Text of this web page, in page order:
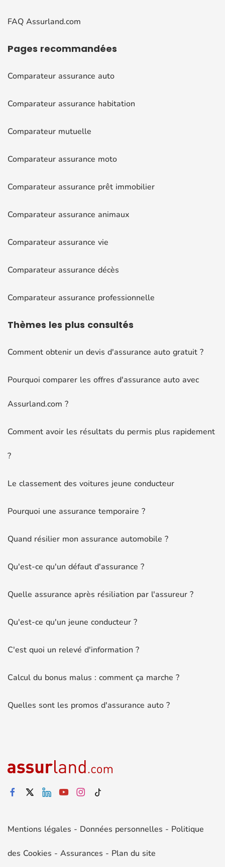
FAQ Assurland.com
Pages recommandées
Comparateur assurance auto
Comparateur assurance habitation
Comparateur mutuelle
Comparateur assurance moto
Comparateur assurance prêt immobilier
Comparateur assurance animaux
Comparateur assurance vie
Comparateur assurance décès
Comparateur assurance professionnelle
Thèmes les plus consultés
Comment obtenir un devis d'assurance auto gratuit ?
Pourquoi comparer les offres d'assurance auto avec
Assurland.com ?
Comment avoir les résultats du permis plus rapidement
?
Le classement des voitures jeune conducteur
Pourquoi une assurance temporaire ?
Quand résilier mon assurance automobile ?
Qu'est-ce qu'un défaut d'assurance ?
Quelle assurance après résiliation par l'assureur ?
Qu'est-ce qu'un jeune conducteur ?
C'est quoi un relevé d'information ?
Calcul du bonus malus : comment ça marche ?
Quelles sont les promos d'assurance auto ?
Mentions légales - Données personnelles - Politique
des Cookies - Assurances - Plan du site